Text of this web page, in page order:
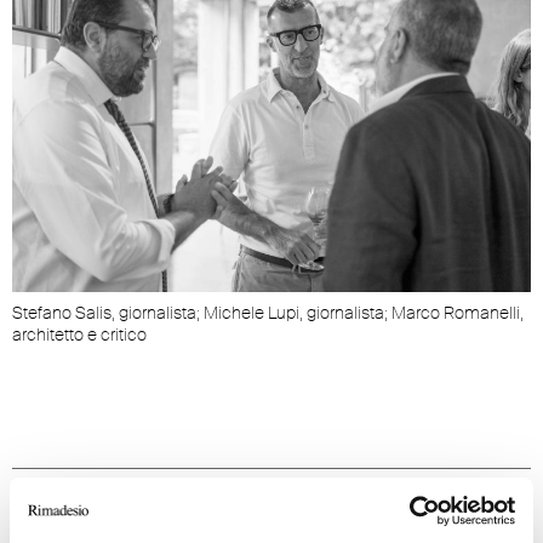
Stefano Salis, giornalista; Michele Lupi, giornalista; Marco Romanelli,
architetto e critico